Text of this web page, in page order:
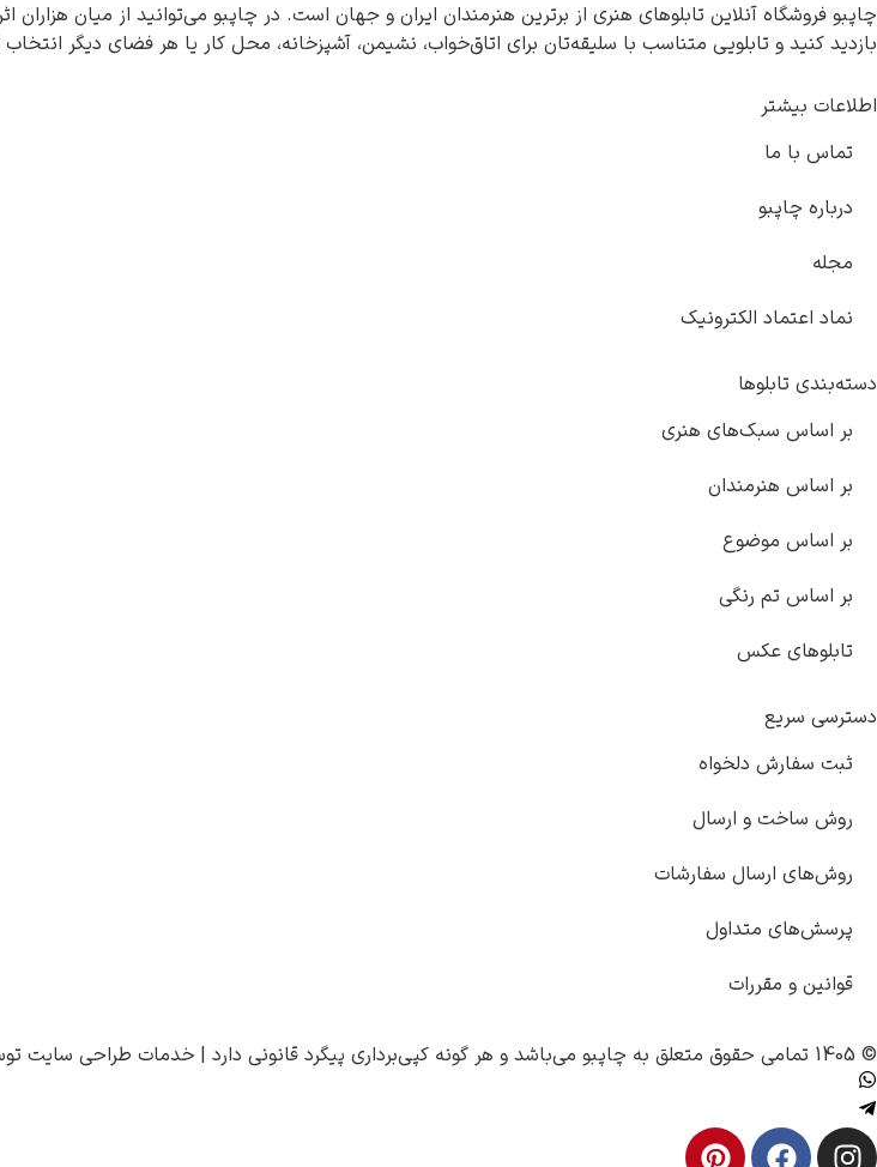
چاپبو فروشگاه آنلاین تابلوهای هنری از برترین هنرمندان ایران و جهان است. در چاپبو می‌توانید از میان
بازدید کنید و تابلویی متناسب با سلیقه‌تان برای اتاق‌خواب، نشیمن، آشپزخانه، محل کار یا هر فضای دیگر
اطلاعات بیشتر
تماس با ما
درباره چاپبو
مجله
نماد اعتماد الکترونیک
دسته‌بندی تابلوها
بر اساس سبک‌های هنری
بر اساس هنرمندان
بر اساس موضوع
بر اساس تم رنگی
تابلوهای عکس
دسترسی سریع
ثبت سفارش دلخواه
روش ساخت و ارسال
روش‌های ارسال سفارشات
پرسش‌های متداول
قوانین و مقررات
© 1405 تمامی حقوق متعلق به چاپبو می‌باشد و هر گونه کپی‌برداری پیگرد قانونی دارد | خدمات طراحی سایت